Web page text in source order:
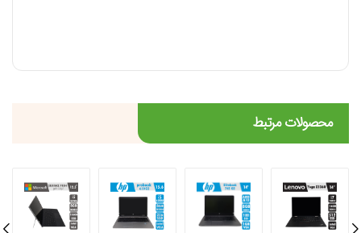
محصولات مرتبط